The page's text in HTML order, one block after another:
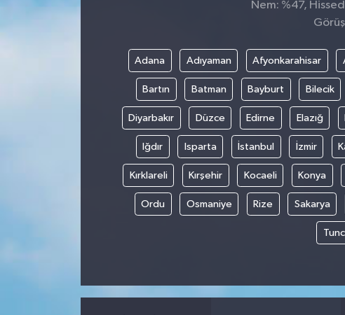
Nem: %47,
Adana Adıyaman Afyonkarahisar
Bartın Batman Bayburt Bilecik
Diyarbakır Düzce Edirne Elazığ
Iğdır Isparta İstanbul İzmir
Kırklareli Kırşehir Kocaeli Konya
Ordu Osmaniye Rize Sakarya